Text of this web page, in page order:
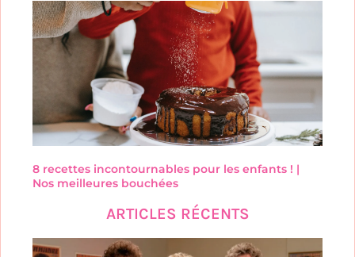
8 recettes incontournables pour les enfants ! |
Nos meilleures bouchées
ARTICLES RÉCENTS